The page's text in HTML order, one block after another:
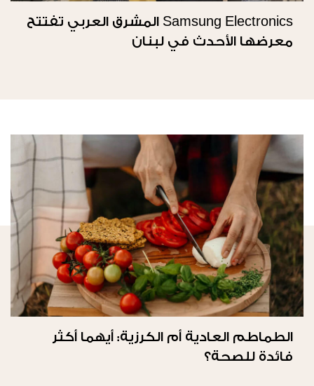
Samsung Electronics المشرق العربي تفتتح
معرضها الأحدث في لبنان
الطماطم العادية أم الكرزية: أيهما أكثر
فائدة للصحة؟